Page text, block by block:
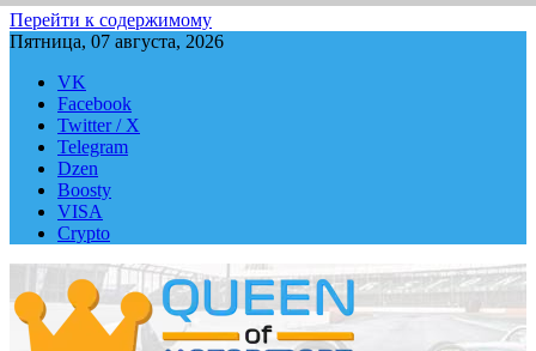
Перейти к содержимому
Пятница, 07 августа, 2026
VK
Facebook
Twitter / X
Telegram
Dzen
Boosty
VISA
Crypto